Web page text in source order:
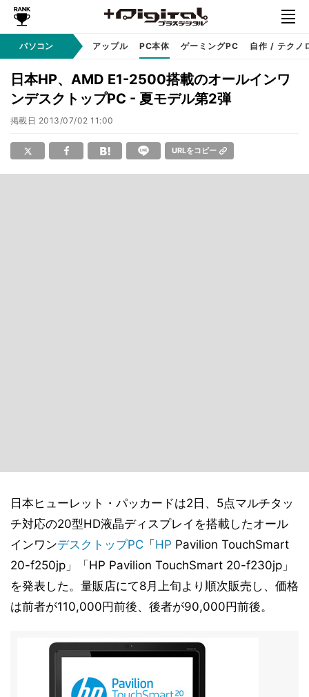
パソコンWindows アップル PC本体 ゲーミングPC 自作 / テクノ
日本HP、AMD E1-2500搭載のオールインワ
ンデスクトップPC - 夏モデル第2弾
掲載日 2013/07/02 11:00
URLをコピー
日本ヒューレット・パッカードは2日、5点マルチタッ
チ対応の20型HD液晶ディスプレイを搭載したオール
インワンデスクトップPC 「 HP Pavilion TouchSmart
20-f250jp」「HP Pavilion TouchSmart 20-f230jp」
を発表した。量販店にて8月上旬より順次販売し、価格
は前者が110,000円前後、後者が90,000円前後。